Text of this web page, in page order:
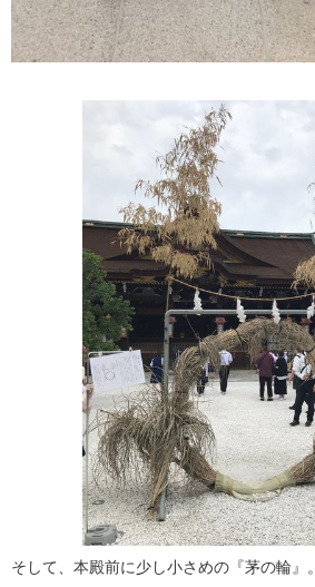
そして、本殿前に少し小さめの『茅の輪』。